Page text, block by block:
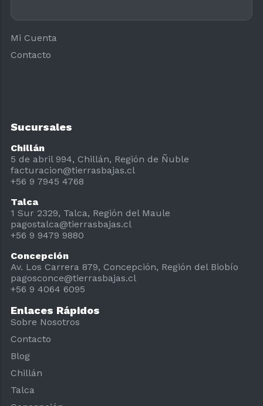
Sucursales
Chillán
5 de abril 994, Chillán, Región de Ñuble
facturacion@tierrasbajas.cl
+56 9 7945 4768
Talca
1 Sur 2329, Talca, Región del Maule
pagostalca@tierrasbajas.cl
+56 9 9479 9880
Concepción
Av. Los Carrera 879, Concepción, Región del Biobío
pagosconce@tierrasbajas.cl
+56 9 4064 6095
Enlaces Rápidos
Sobre Nosotros
Contacto
Blog
Chillán
Talca
Mi Cuenta
Contacto